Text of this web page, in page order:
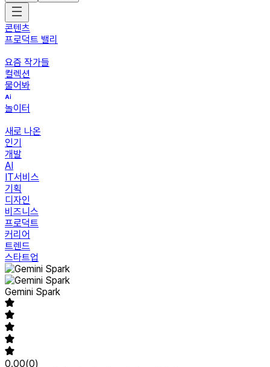
콘텐츠
프로덕트 밸리
요즘 작가들
컬렉션
물어봐
놀이터
새로 나온
인기
개발
AI
IT서비스
기획
디자인
비즈니스
프로덕트
커리어
트렌드
스타트업
Gemini Spark
0.00(0)